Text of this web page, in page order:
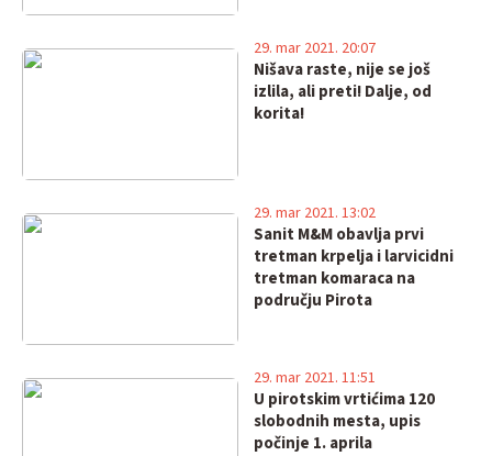
Nišava raste, nije se još
izlila, ali preti! Dalje, od
korita!
29. mar 2021. 20:07
Sanit M&M obavlja prvi
tretman krpelja i larvicidni
tretman komaraca na
području Pirota
29. mar 2021. 13:02
U pirotskim vrtićima 120
slobodnih mesta, upis
počinje 1. aprila
29. mar 2021. 11:51